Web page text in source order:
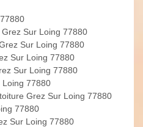
Sur Loing 77880
Sur Loing 77880
Sur Loing 77880
Sur Loing 77880
Loing 77880
Grez Sur Loing 77880
77880
Sur Loing 77880